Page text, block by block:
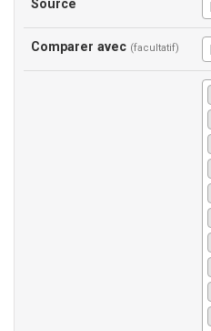
Source
Comparer avec (facultatif)